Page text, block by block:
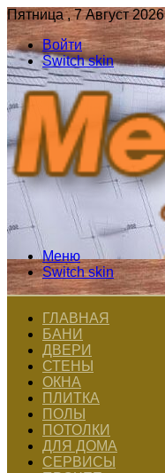
Пятница , 7 Август 2026
Войти
Switch skin
Меню
Switch skin
ГЛАВНАЯ
БАНИ
ДВЕРИ
СТЕНЫ
ОКНА
ПЛИТКА
ПОЛЫ
ПОТОЛКИ
ДЛЯ ДОМА
СЕРВИСЫ